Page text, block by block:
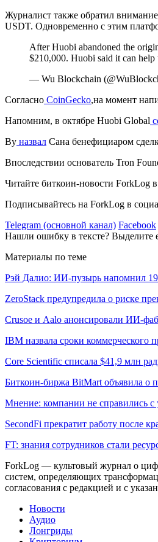
Журналист также обратил
USDT. Одновременно с этим
After Huobi abandoned the
$210,000. Huobi said it can
— Wu Blockchain
Согласно CoinGecko,на момент
Напомним, в октябре Huobi Global
Ву назвал Сана бенефициаром
Впоследствии основатель Tron
Читайте биткоин-новости ForkLog
Подписывайтесь на ForkLog в
Telegram (основной канал) Facebook
Нашли ошибку в тексте?
Материалы по теме
Рэй Далио: ИИ-пузырь напомнил
ZeroStack предупредила о риске
Crusoe и Aalo анонсировали ИИ-
IBM назвала сроки коммерческого
Core Scientific списала $41,9 млн
Биткоин-биржа BitMart объявила о
Мнение: компании не справились
SecondFi прекратит работу после
FT: знания сотрудников стали
ForkLog — культовый журнал о
систем, определяющих
согласования с редакцией и с
Новости
Аудио
Лонгриды